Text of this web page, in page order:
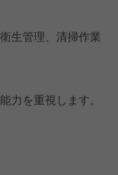
生管理、清掃作業
力を重視します。